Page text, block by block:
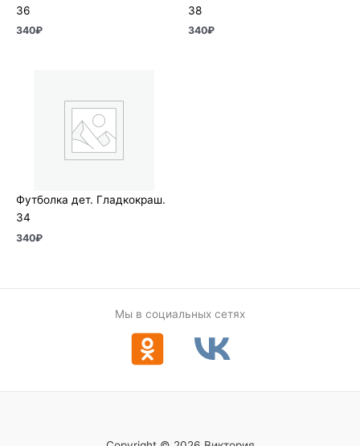
36
340₽
38
340₽
Футболка дет. Гладкокраш.
34
340₽
Мы в социальных сетях